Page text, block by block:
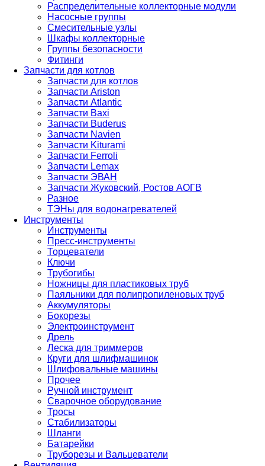
Распределительные коллекторные модули
Насосные группы
Смесительные узлы
Шкафы коллекторные
Группы безопасности
Фитинги
Запчасти для котлов
Запчасти для котлов
Запчасти Ariston
Запчасти Atlantic
Запчасти Baxi
Запчасти Buderus
Запчасти Navien
Запчасти Kiturami
Запчасти Ferroli
Запчасти Lemax
Запчасти ЭВАН
Запчасти Жуковский, Ростов АОГВ
Разное
ТЭНы для водонагревателей
Инструменты
Инструменты
Пресс-инструменты
Торцеватели
Ключи
Трубогибы
Ножницы для пластиковых труб
Паяльники для полипропиленовых труб
Аккумуляторы
Бокорезы
Электроинструмент
Дрель
Леска для триммеров
Круги для шлифмашинок
Шлифовальные машины
Прочее
Ручной инструмент
Сварочное оборудование
Тросы
Стабилизаторы
Шланги
Батарейки
Труборезы и Вальцеватели